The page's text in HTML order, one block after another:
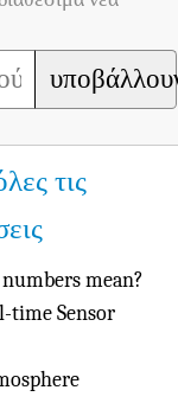
τις
mean?
time Sensor